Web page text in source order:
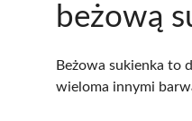
beżową
Beżowa sukienka to
wieloma innymi